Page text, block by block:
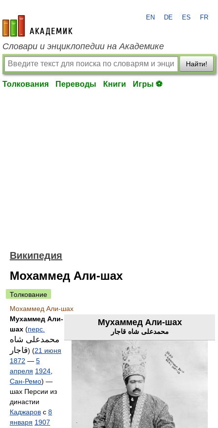
academic.ru
EN DE ES FR
Словари и энциклопедии на Академике
Найти!
Толкования Переводы Книги Игры ⚽
Википедия
Мохаммед Али-шах
Толкование
Мохаммед Али-шах
Мухаммед Али-шах
محمدعلی شاه قاجار
Мухаммед Али-
шах (перс.
محمدعلی شاه
قاجار)‎ (21 июня
1872 — 5
апреля 1924
Сан-Ремо) —
шах Персии из
династии
Каджаров с 8
января 1907